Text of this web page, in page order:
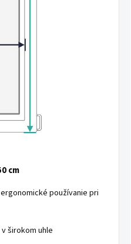
cm
používanie pri
širokom uhle